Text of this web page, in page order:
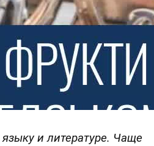
и литературе. Чаще